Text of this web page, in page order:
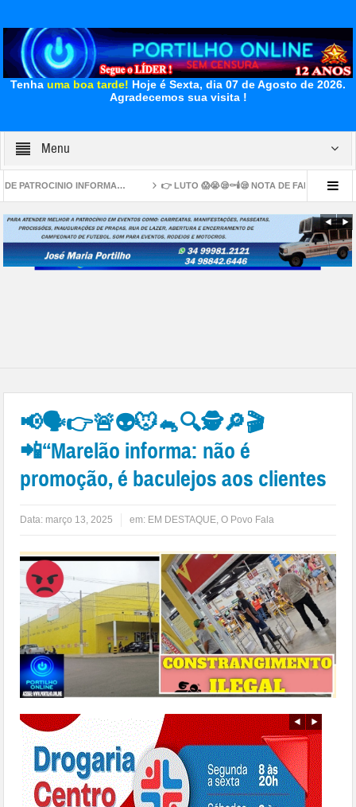
Tenha uma boa tarde! Hoje é Sexta, dia 07 de Agosto de 2026.
Agradecemos sua visita !
Menu
👉 LUTO 😱😭😪⚰🕯😪 NOTA DE FALECIMENTO. FUNERÁRIA
6,0 👉🧐🔍⚰🔎🚨🚒🚑🚔Na Mira 👉😱📢Pai teria fingido chorar em enterro
📢🗣👉🚨👽🐭🐁🔍🕵🔎🎬
📲“Marelão informa: não é
promoção, é baculejos aos clientes
Data: março 13, 2025 em: EM DESTAQUE,O Povo Fala